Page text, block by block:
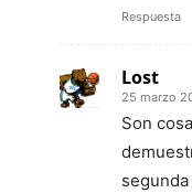
Respuesta
Lost
25 marzo
Son